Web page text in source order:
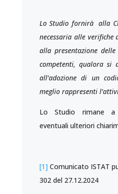
Lo Studio fornirà alla
necessaria alle verifiche
alla presentazione
competenti, qualora si
all’adozione di un
meglio rappresenti
Lo Studio rimane a
eventuali ulteriori
[1] Comunicato ISTAT
302 del 27.12.2024